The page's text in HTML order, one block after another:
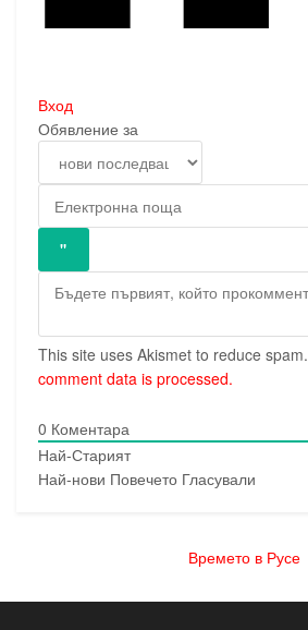
Вход
Обявление за
This site uses Akismet to reduce spam.
comment data is processed.
0 Коментара
Най-Старият
Най-нови Повечето Гласували
Времето в Русе